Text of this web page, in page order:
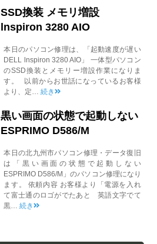
SSD換装 メモリ増設
lnspiron 3280 AIO
本日のパソコン修理は、「起動速度が遅い
DELL lnspiron 3280 AIO」 一体型パソコン
のSSD換装とメモリー増設作業になりま
す。 以前からお世話になっているお客様
より、定…続き
黒い画面の状態で起動しない
ESPRIMO D586/M
本日の北九州市パソコン修理・データ復旧
は「黒い画面の状態で起動しない
ESPRIMO D586/M」のパソコン修理になり
ます。 依頼内容 お客様より「電源を入れ
て富士通のロゴがでたあと 英語文字でて
黒…続き